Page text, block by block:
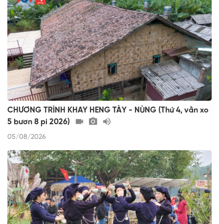
CHƯƠNG TRÌNH KHAY HENG TÀY - NÙNG (Thứ 4, vằn xo
5 bươn 8 pi 2026)
05/08/2026